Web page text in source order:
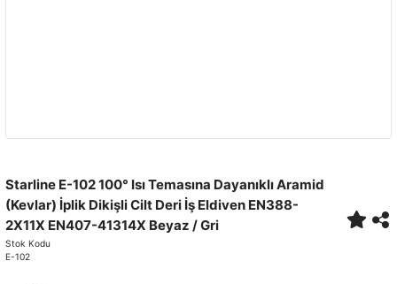
Starline E-102 100° Isı Temasına Dayanıklı Aramid
(Kevlar) İplik Dikişli Cilt Deri İş Eldiven EN388-
2X11X EN407-41314X Beyaz / Gri
Stok Kodu
E-102